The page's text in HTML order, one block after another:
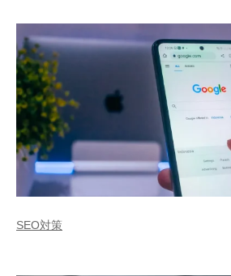
SEO対策